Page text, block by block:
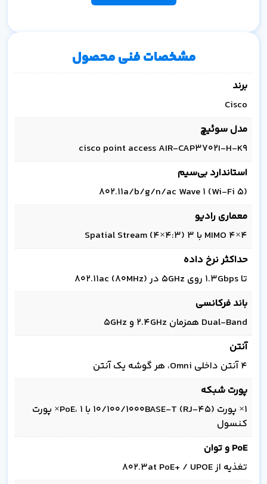
مشخصات فنی محصول
برند
Cisco
مدل سوئیچ
cisco point access AIR-CAP3702I-H-K9
استاندارد بی‌سیم
802.11a/b/g/n/ac Wave 1 (Wi‑Fi 5)
معماری رادیو
4×4 MIMO با 3 Spatial Stream (4×4:3)
حداکثر نرخ داده
تا 1.3Gbps روی 5GHz در 802.11ac (80MHz)
باند فرکانسی
Dual‑Band همزمان 2.4GHz و 5GHz
آنتن
4 آنتن داخلی Omni، هر گوشه یک آنتن
پورت شبکه
1× پورت 10/100/1000BASE‑T (RJ‑45) با PoE، 1× پورت
کنسول
PoE و توان
تغذیه از 802.3at PoE+ / UPOE